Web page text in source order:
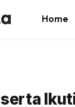
Home